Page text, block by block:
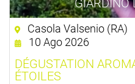
Casola Valsenio (RA)
10 Ago 2026
DÉGUSTATION
ÉTOILES